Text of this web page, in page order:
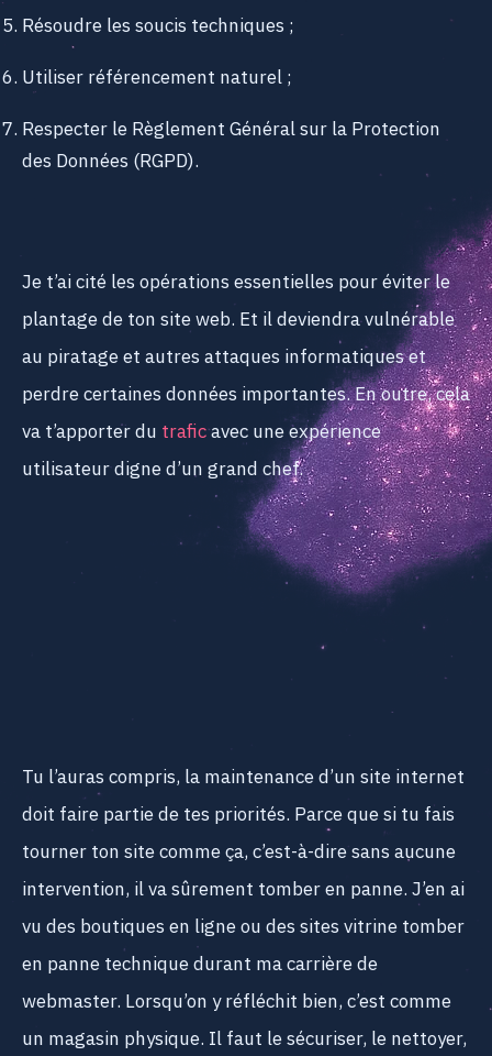
Résoudre les soucis techniques ;
Utiliser référencement naturel ;
Respecter le Règlement Général sur la Protection
des Données (RGPD).
Je t’ai cité les opérations essentielles pour éviter le
plantage de ton site web. Et il deviendra vulnérable
au piratage et autres attaques informatiques et
perdre certaines données importantes. En outre, cela
va t’apporter du traficavec une expérience
utilisateur digne d’un grand chef.
Tu l’auras compris, la maintenance d’un site internet
doit faire partie de tes priorités. Parce que si tu fais
tourner ton site comme ça, c’est-à-dire sans aucune
intervention, il va sûrement tomber en panne. J’en ai
vu des boutiques en ligne ou des sites vitrine tomber
en panne technique durant ma carrière de
webmaster. Lorsqu’on y réfléchit bien, c’est comme
un magasin physique. Il faut le sécuriser, le nettoyer,